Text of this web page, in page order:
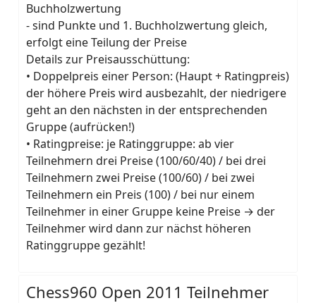
Buchholzwertung
- sind Punkte und 1. Buchholzwertung gleich,
erfolgt eine Teilung der Preise
Details zur Preisausschüttung:
• Doppelpreis einer Person: (Haupt + Ratingpreis)
der höhere Preis wird ausbezahlt, der niedrigere
geht an den nächsten in der entsprechenden
Gruppe (aufrücken!)
• Ratingpreise: je Ratinggruppe: ab vier
Teilnehmern drei Preise (100/60/40) / bei drei
Teilnehmern zwei Preise (100/60) / bei zwei
Teilnehmern ein Preis (100) / bei nur einem
Teilnehmer in einer Gruppe keine Preise → der
Teilnehmer wird dann zur nächst höheren
Ratinggruppe gezählt!
Chess960 Open 2011 Teilnehmer